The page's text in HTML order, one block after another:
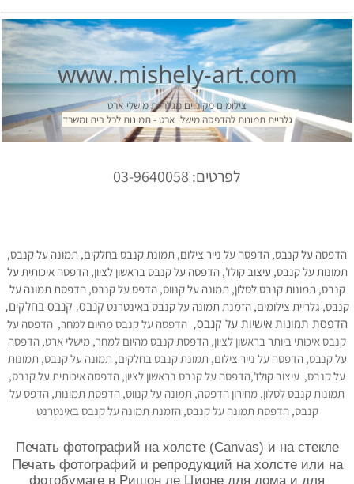
www.mishely-art.com
צילומים מקוריים מגלריית מישלי ארט
גלריית תמונות להדפסה מישלי ארט - תמונות לכל בית ומשרד
לפרטים: 03-9640058
הדפסה על קנבס, הדפסה על נייר צילום, תמונת קנבס בחלקים, תמונה על קנבס,
תמונות על קנבס, עיצוב קולז', הדפסה על קנבס בראשון לציון, הדפסה איכותית על
קנבס, תמונות קנבס לסלון, תמונה על קנווס, הדפס על קנבס, הדפסת תמונה על
קנבס, גלריית צילומים, הזמנת תמונה על קנבס באינטרנטקנבס, קנבס בחלקים,
הדפסת תמונות אישיות על קנבס, הדפסה על קנבס מהיום למחר, הדפסה על
קנבס איכותי ביותר בראשון לציון, הדפסת קנבס מהיום למחר, מישלי ארט, הדפסה
על קנבס, הדפסה על נייר צילום, תמונת קנבס בחלקים, תמונה על קנבס, תמונות
על קנבס, עיצוב קולז',הדפסה על קנבס בראשון לציון, הדפסה איכותית על קנבס,
תמונות קנבס לסלון, מחירון הדפסה, תמונה על קנווס, הדפסת תמונות, הדפס על
קנבס, הדפסת תמונה על קנבס, הזמנת תמונה על קנבס באינטרנט
Печать фотографий на холсте (Canvas) и на стекле
Печать фотографий и репродукций на холсте или на
фотобумаге в Ришон ле Ционе для дома и для